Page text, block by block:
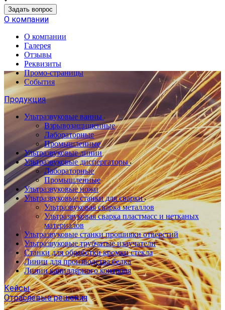
Задать вопрос
О компании
О компании
Галерея
Отзывы
Реквизиты
Промо-страницы
События
Продукция
Ультразвуковые ванны
Взрывозащищенные
Лабораторные
Промышленные
Ультразвуковые линии
Ультразвуковые диспергаторы
Лабораторные
Промышленные
Ультразвуковые ножи
Ультразвуковые станки для сварки
Ультразвуковая сварка металлов
Ультразвуковая сварка пластмасс и нетканых
материалов
Ультразвуковые станки прошивки отверстий
Ультразвуковые трубчатые излучатели
Станки для обработки кромки стекла
Линии для производства белка
Линии капиллярного контроля
Кейсы
Отраслевые решения